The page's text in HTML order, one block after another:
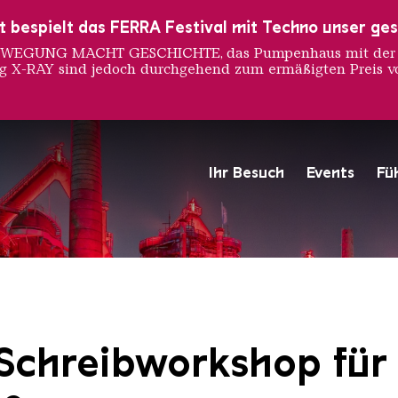
Ihr Besuch Events
Hochofengruppe in Rot
Copyright: Weltkulturerbe
bespielt das FERRA Festival mit Techno unser
MACHT GESCHICHTE, das Pumpenhaus mit
RAY sind jedoch durchgehend zum ermäßigten Preis